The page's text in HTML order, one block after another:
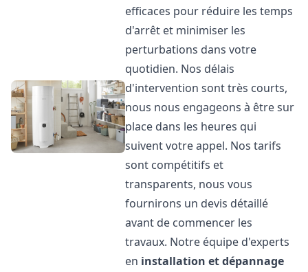
efficaces pour réduire les temps
d'arrêt et minimiser les
perturbations dans votre
quotidien. Nos délais
d'intervention sont très courts,
nous nous engageons à être sur
place dans les heures qui
suivent votre appel. Nos tarifs
sont compétitifs et
transparents, nous vous
fournirons un devis détaillé
avant de commencer les
travaux. Notre équipe d'experts
en installation et dépannage